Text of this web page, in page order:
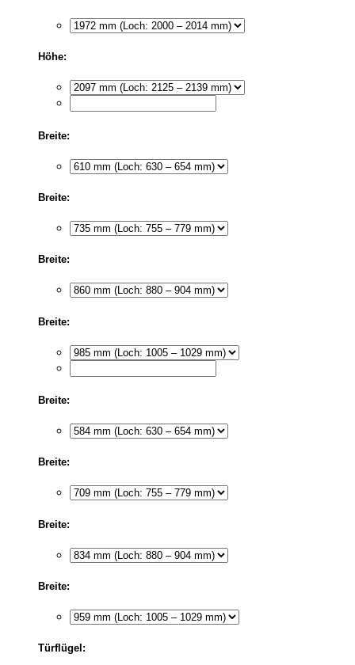
Höhe:
Breite:
Breite:
Breite:
Breite:
Breite:
Breite:
Breite:
Breite:
Türflügel: